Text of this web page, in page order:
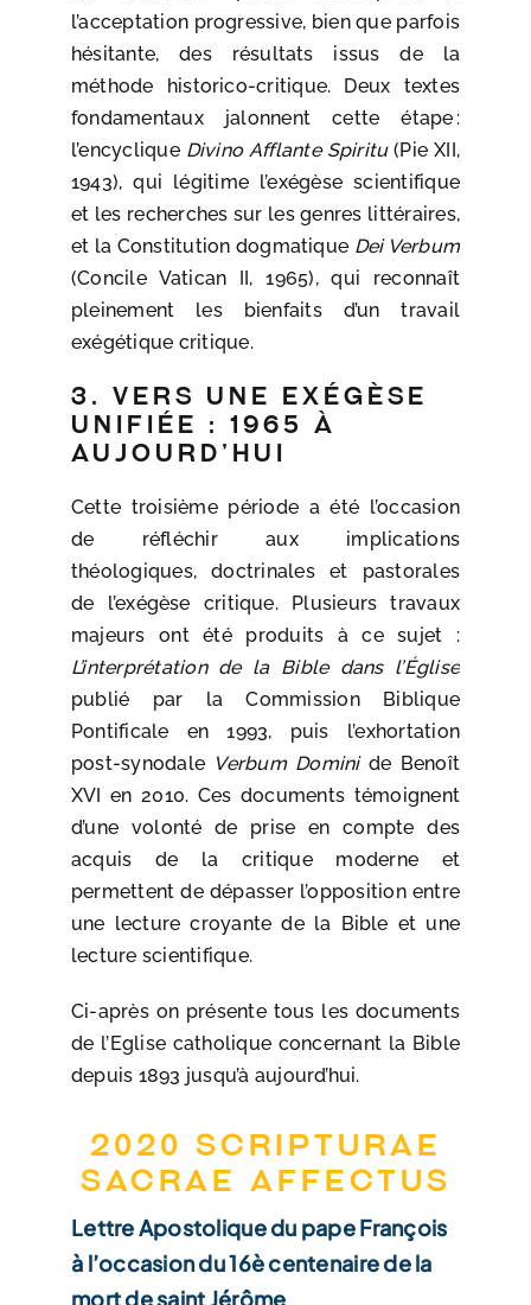
l’acceptation progressive, bien que parfois
hésitante, des résultats issus de la
méthode historico-critique. Deux textes
fondamentaux jalonnent cette étape :
l’encyclique Divino Afflante Spiritu(Pie XII,
1943), qui légitime l’exégèse scientifique
et les recherches sur les genres littéraires,
et la Constitution dogmatique Dei Verbum
(Concile Vatican II, 1965), qui reconnaît
pleinement les bienfaits d’un travail
exégétique critique.
3. Vers une exégèse
unifiée : 1965 à
aujourd’hui
Cette troisième période a été l’occasion
de réfléchir aux implications
théologiques, doctrinales et pastorales
de l’exégèse critique. Plusieurs travaux
majeurs ont été produits à ce sujet :
L’interprétation de la Bible dans l’Église
publié par la Commission Biblique
Pontificale en 1993, puis l’exhortation
post-synodale Verbum Dominide Benoît
XVI en 2010. Ces documents témoignent
d’une volonté de prise en compte des
acquis de la critique moderne et
permettent de dépasser l’opposition entre
une lecture croyante de la Bible et une
lecture scientifique.
Ci-après on présente tous les documents
de l’Eglise catholique concernant la Bible
depuis 1893 jusqu’à aujourd’hui.
2020 Scripturae
Sacrae Affectus
Lettre Apostolique du pape François
à l’occasion du 16è centenaire de la
mort de saint Jérôme